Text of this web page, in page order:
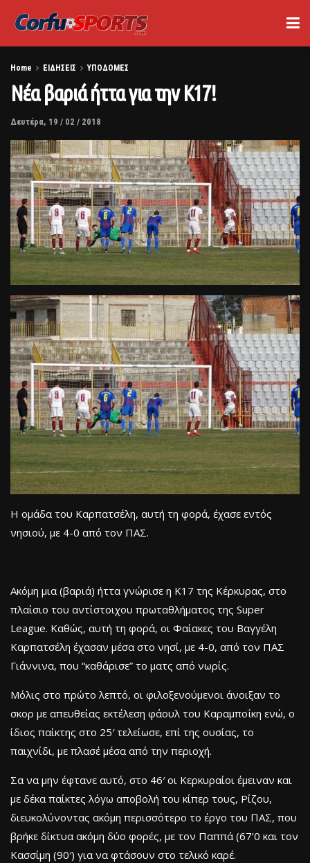
Home ΕΙΔΗΣΕΙΣ ΥΠΟΔΟΜΕΣ
Νέα βαριά ήττα για την Κ17!
Δευτέρα, 19 / 02 / 2018
Η ομάδα του Καρπατσέλη, αυτή τη φορά, έχασε εντός
νησιού, με 4-0 από τον ΠΑΣ.
Ακόμη μια (βαριά) ήττα γνώρισε η Κ17 της Κέρκυρας, στο
πλαίσιο του αντίστοιχου πρωταθλήματος της Super
League. Καθώς, αυτή τη φορά, οι Φαίακες του Βαγγέλη
Καρπατσέλη έχασαν μέσα στο νησί, με 4-0, από τον ΠΑΣ
Γιάννινα, που “καθάρισε” το ματς από νωρίς.
Μόλις στο πρώτο λεπτό, οι φιλοξενούμενοι άνοιξαν το
σκορ με απευθείας εκτέλεση φάουλ του Καραμποΐκη ενώ, ο
ίδιος παίκτης στο 25′ τελείωσε, επί της ουσίας, το
παιχνίδι, με πλασέ μέσα από την περιοχή.
Σα να μην έφτανε αυτό, στο 46′ οι Κερκυραίοι έμειναν και
με δέκα παίκτες λόγω αποβολή του κίπερ τους, Ρίζου,
διευκολύνοντας ακόμη περισσότερο το έργο του ΠΑΣ, που
βρήκε δίκτυα ακόμη δύο φορές, με τον Παππά (67’0 και τον
Κασσίμη (90′) για να φτάσουν στο τελικό καρέ.